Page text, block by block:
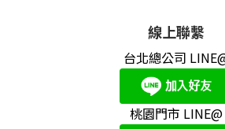
線上聯繫
台北總公司
桃園門市 LINE@